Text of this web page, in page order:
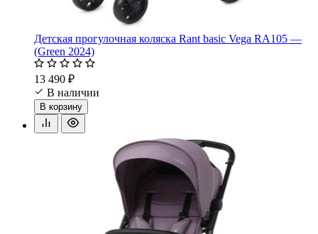
Детская прогулочная коляска Rant basic Vega RA105 —
(Green 2024)
13 490 ₽
В наличии
В корзину